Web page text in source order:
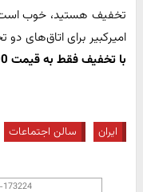
تخفیف هستید، خوب
امیرکبیر برای اتاق‌های دو
با تخفیف فقط به قیمت 2,180,000 تومان
ایران سالن اجتماعات